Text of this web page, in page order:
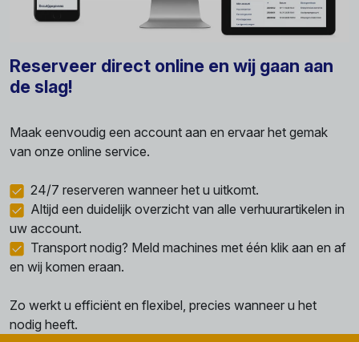
Reserveer direct online en wij gaan aan
de slag!
Maak eenvoudig een account aan en ervaar het gemak
van onze online service.
24/7 reserveren wanneer het u uitkomt.
Altijd een duidelijk overzicht van alle verhuurartikelen in
uw account.
Transport nodig? Meld machines met één klik aan en af
en wij komen eraan.
Zo werkt u efficiënt en flexibel, precies wanneer u het
nodig heeft.